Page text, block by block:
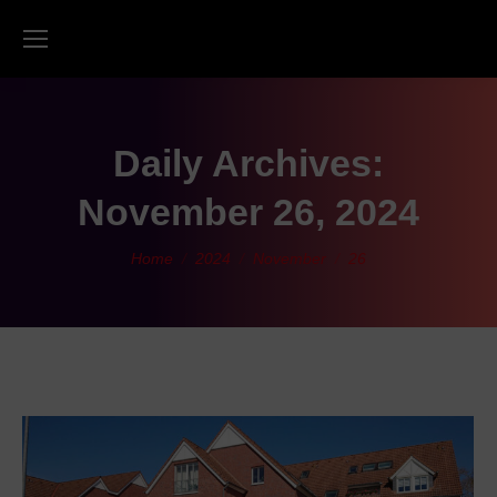
Daily Archives:
November 26, 2024
You are here:
Home 2024 November